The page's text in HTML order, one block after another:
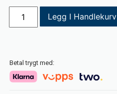
Legg I Handlekurv
Betal trygt med: